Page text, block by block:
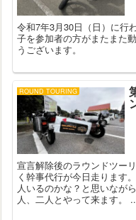
令和7年3月30日（日）に行
子を参加者の方がまたまた
うございます。
ROUND TOURING
宣言解除後のラウンドツー
く幹事代行が今日走ります
人いるのかな？と思いなが
人、二人とやって来ます。